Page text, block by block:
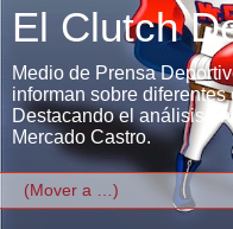
El Clutch
Medio de Prensa
informan sobre
Destacando el análisis
Mercado Castro.